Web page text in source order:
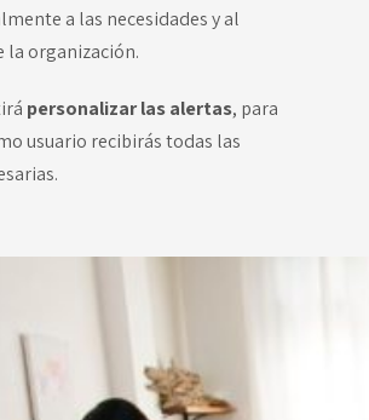
a las necesidades y al
organización.
personalizar las alertas, para
usuario recibirás todas las